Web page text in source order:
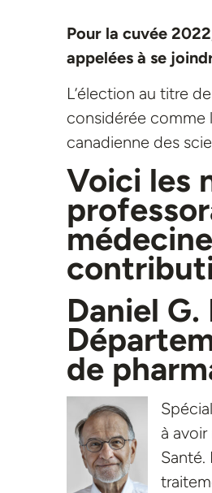
Pour la cuvée
appelées à se
L’élection au titre
considérée comme
canadienne des
Voici les
médecine
Daniel
de
à
Santé.